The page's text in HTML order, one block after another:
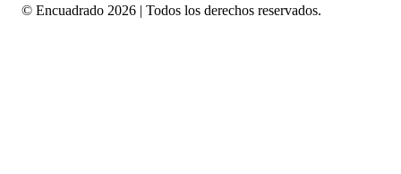
© Encuadrado 2026 | Todos los derechos reservados.